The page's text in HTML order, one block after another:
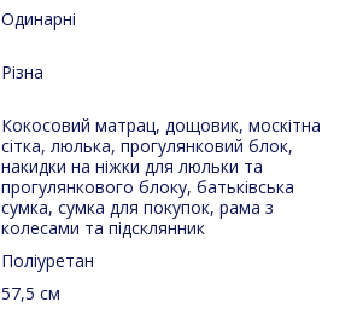
Одинарні
Різна
Кокосовий матрац, дощовик, москітна
сітка, люлька, прогулянковий блок,
накидки на ніжки для люльки та
прогулянкового блоку, батьківська
сумка, сумка для покупок, рама з
колесами та підсклянник
Поліуретан
57,5 см